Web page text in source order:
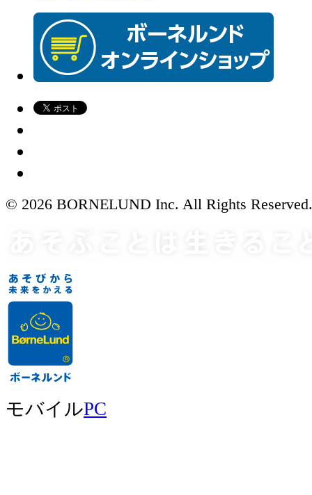
© 2026 BORNELUND Inc. All Rights Reserved.
モバイルPC